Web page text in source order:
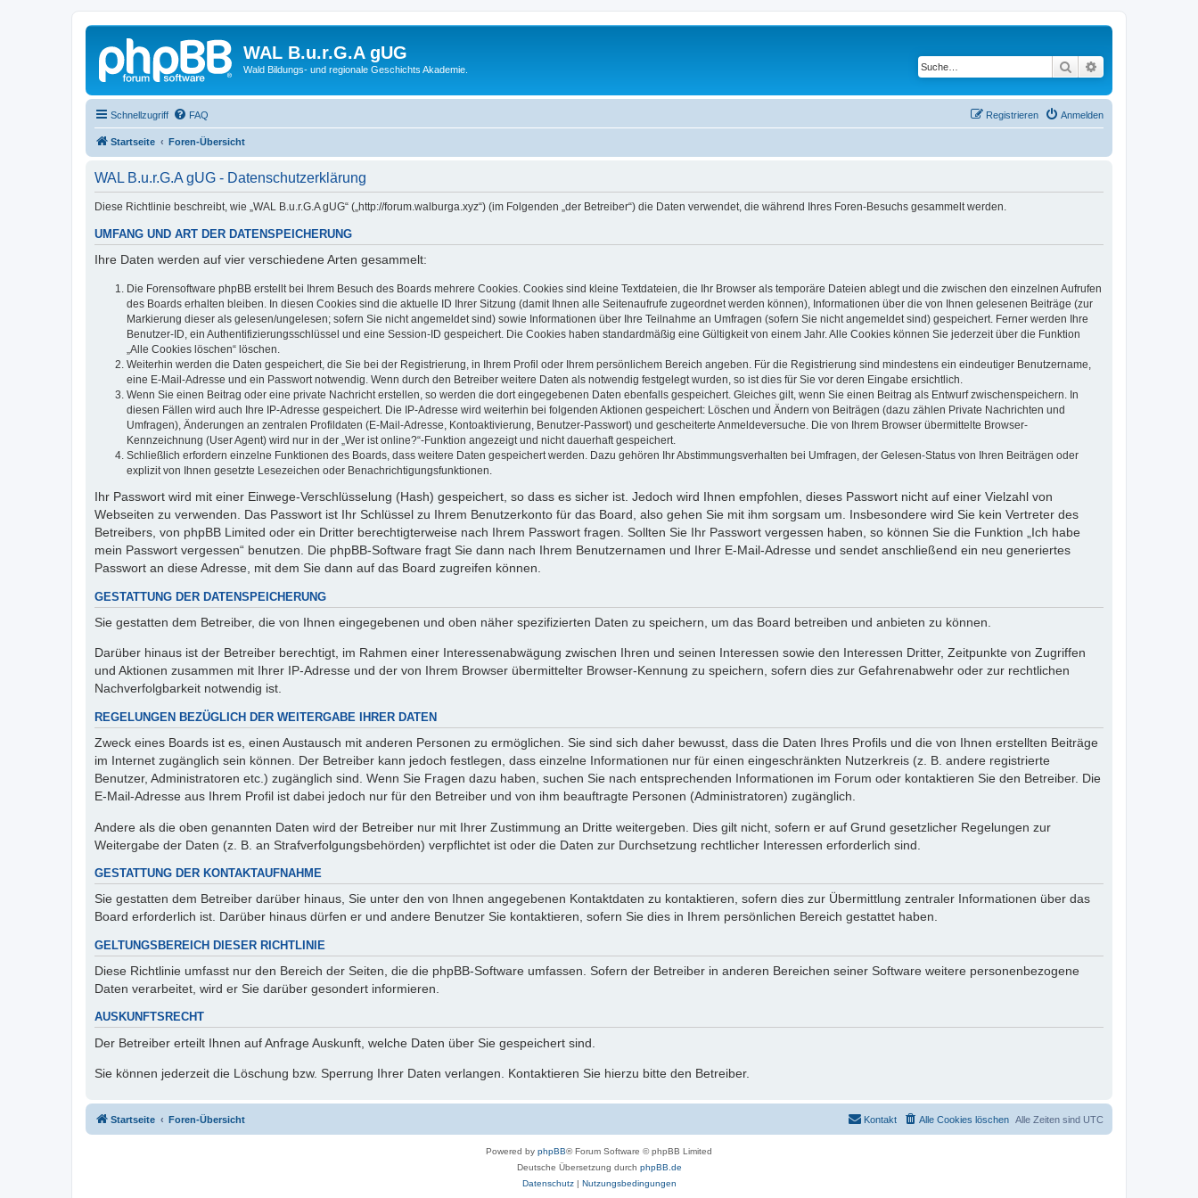
WAL B.u.r.G.A gUG
Wald Bildungs- und regionale Geschichts Akademie. Suche
Schnellzugriff FAQ Anmelden
Registrieren
Startseite Foren-Übersicht
WAL B.u.r.G.A gUG - Datenschutzerklärung
Diese Richtlinie beschreibt, wie „WAL B.u.r.G.A gUG“ („http://forum.walburga.xyz“) (im Folgenden „der Betreiber“) die Daten verwendet, die während Ihres Foren-Besuchs gesammelt werden.
UMFANG UND ART DER DATENSPEICHERUNG
Ihre Daten werden auf vier verschiedene Arten gesammelt:
Die Forensoftware phpBB erstellt bei Ihrem Besuch des Boards mehrere Cookies. Cookies sind kleine Textdateien, die Ihr Browser als temporäre Dateien ablegt und die zwischen den einzelnen Aufrufen
des Boards erhalten bleiben. In diesen Cookies sind die aktuelle ID Ihrer Sitzung (damit Ihnen alle Seitenaufrufe zugeordnet werden können), Informationen über die von Ihnen gelesenen Beiträge (zur
Markierung dieser als gelesen/ungelesen; sofern Sie nicht angemeldet sind) sowie Informationen über Ihre Teilnahme an Umfragen (sofern Sie nicht angemeldet sind) gespeichert. Ferner werden Ihre
Benutzer-ID, ein Authentifizierungsschlüssel und eine Session-ID gespeichert. Die Cookies haben standardmäßig eine Gültigkeit von einem Jahr. Alle Cookies können Sie jederzeit über die Funktion
„Alle Cookies löschen“ löschen.
Weiterhin werden die Daten gespeichert, die Sie bei der Registrierung, in Ihrem Profil oder Ihrem persönlichem Bereich angeben. Für die Registrierung sind mindestens ein eindeutiger Benutzername,
eine E-Mail-Adresse und ein Passwort notwendig. Wenn durch den Betreiber weitere Daten als notwendig festgelegt wurden, so ist dies für Sie vor deren Eingabe ersichtlich.
Wenn Sie einen Beitrag oder eine private Nachricht erstellen, so werden die dort eingegebenen Daten ebenfalls gespeichert. Gleiches gilt, wenn Sie einen Beitrag als Entwurf zwischenspeichern. In
diesen Fällen wird auch Ihre IP-Adresse gespeichert. Die IP-Adresse wird weiterhin bei folgenden Aktionen gespeichert: Löschen und Ändern von Beiträgen (dazu zählen Private Nachrichten und
Umfragen), Änderungen an zentralen Profildaten (E-Mail-Adresse, Kontoaktivierung, Benutzer-Passwort) und gescheiterte Anmeldeversuche. Die von Ihrem Browser übermittelte Browser-
Kennzeichnung (User Agent) wird nur in der „Wer ist online?“-Funktion angezeigt und nicht dauerhaft gespeichert.
Schließlich erfordern einzelne Funktionen des Boards, dass weitere Daten gespeichert werden. Dazu gehören Ihr Abstimmungsverhalten bei Umfragen, der Gelesen-Status von Ihren Beiträgen oder
explizit von Ihnen gesetzte Lesezeichen oder Benachrichtigungsfunktionen.
Ihr Passwort wird mit einer Einwege-Verschlüsselung (Hash) gespeichert, so dass es sicher ist. Jedoch wird Ihnen empfohlen, dieses Passwort nicht auf einer Vielzahl von
Webseiten zu verwenden. Das Passwort ist Ihr Schlüssel zu Ihrem Benutzerkonto für das Board, also gehen Sie mit ihm sorgsam um. Insbesondere wird Sie kein Vertreter des
Betreibers, von phpBB Limited oder ein Dritter berechtigterweise nach Ihrem Passwort fragen. Sollten Sie Ihr Passwort vergessen haben, so können Sie die Funktion „Ich habe
mein Passwort vergessen“ benutzen. Die phpBB-Software fragt Sie dann nach Ihrem Benutzernamen und Ihrer E-Mail-Adresse und sendet anschließend ein neu generiertes
Passwort an diese Adresse, mit dem Sie dann auf das Board zugreifen können.
GESTATTUNG DER DATENSPEICHERUNG
Sie gestatten dem Betreiber, die von Ihnen eingegebenen und oben näher spezifizierten Daten zu speichern, um das Board betreiben und anbieten zu können.
Darüber hinaus ist der Betreiber berechtigt, im Rahmen einer Interessenabwägung zwischen Ihren und seinen Interessen sowie den Interessen Dritter, Zeitpunkte von Zugriffen
und Aktionen zusammen mit Ihrer IP-Adresse und der von Ihrem Browser übermittelter Browser-Kennung zu speichern, sofern dies zur Gefahrenabwehr oder zur rechtlichen
Nachverfolgbarkeit notwendig ist.
REGELUNGEN BEZÜGLICH DER WEITERGABE IHRER DATEN
Zweck eines Boards ist es, einen Austausch mit anderen Personen zu ermöglichen. Sie sind sich daher bewusst, dass die Daten Ihres Profils und die von Ihnen erstellten Beiträge
im Internet zugänglich sein können. Der Betreiber kann jedoch festlegen, dass einzelne Informationen nur für einen eingeschränkten Nutzerkreis (z. B. andere registrierte
Benutzer, Administratoren etc.) zugänglich sind. Wenn Sie Fragen dazu haben, suchen Sie nach entsprechenden Informationen im Forum oder kontaktieren Sie den Betreiber. Die
E-Mail-Adresse aus Ihrem Profil ist dabei jedoch nur für den Betreiber und von ihm beauftragte Personen (Administratoren) zugänglich.
Andere als die oben genannten Daten wird der Betreiber nur mit Ihrer Zustimmung an Dritte weitergeben. Dies gilt nicht, sofern er auf Grund gesetzlicher Regelungen zur
Weitergabe der Daten (z. B. an Strafverfolgungsbehörden) verpflichtet ist oder die Daten zur Durchsetzung rechtlicher Interessen erforderlich sind.
GESTATTUNG DER KONTAKTAUFNAHME
Sie gestatten dem Betreiber darüber hinaus, Sie unter den von Ihnen angegebenen Kontaktdaten zu kontaktieren, sofern dies zur Übermittlung zentraler Informationen über das
Board erforderlich ist. Darüber hinaus dürfen er und andere Benutzer Sie kontaktieren, sofern Sie dies in Ihrem persönlichen Bereich gestattet haben.
GELTUNGSBEREICH DIESER RICHTLINIE
Diese Richtlinie umfasst nur den Bereich der Seiten, die die phpBB-Software umfassen. Sofern der Betreiber in anderen Bereichen seiner Software weitere personenbezogene
Daten verarbeitet, wird er Sie darüber gesondert informieren.
AUSKUNFTSRECHT
Der Betreiber erteilt Ihnen auf Anfrage Auskunft, welche Daten über Sie gespeichert sind.
Sie können jederzeit die Löschung bzw. Sperrung Ihrer Daten verlangen. Kontaktieren Sie hierzu bitte den Betreiber.
Startseite Foren-Übersicht Alle Zeiten sind UTC
Alle Cookies löschen
Kontakt
Powered by phpBB® Forum Software © phpBB Limited
Deutsche Übersetzung durch phpBB.de
Datenschutz| Nutzungsbedingungen